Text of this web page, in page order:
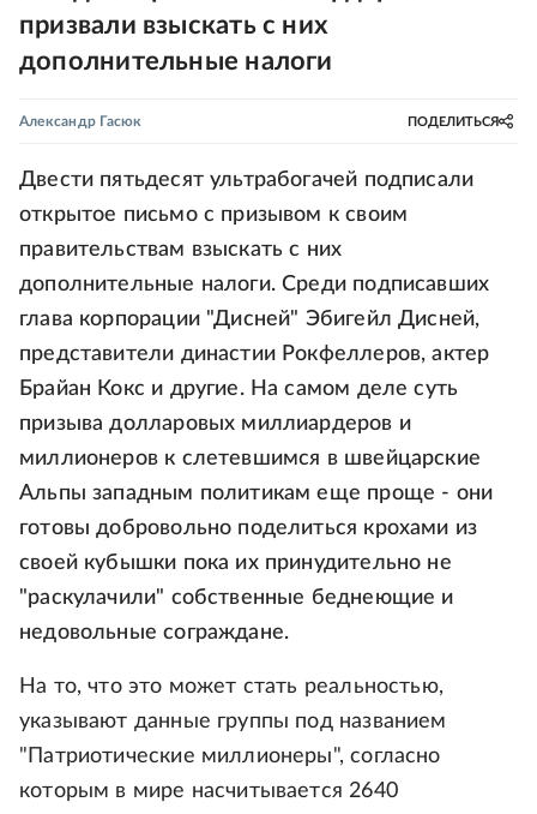
призвали взыскать с них
дополнительные налоги
Александр Гасюк ПОДЕЛИТЬСЯ
Двести пятьдесят ультрабогачей подписали
открытое письмо с призывом к своим
правительствам взыскать с них
дополнительные налоги. Среди подписавших
глава корпорации "Дисней" Эбигейл Дисней,
представители династии Рокфеллеров, актер
Брайан Кокс и другие. На самом деле суть
призыва долларовых миллиардеров и
миллионеров к слетевшимся в швейцарские
Альпы западным политикам еще проще - они
готовы добровольно поделиться крохами из
своей кубышки пока их принудительно не
"раскулачили" собственные беднеющие и
недовольные сограждане.
На то, что это может стать реальностью,
указывают данные группы под названием
"Патриотические миллионеры", согласно
которым в мире насчитывается 2640